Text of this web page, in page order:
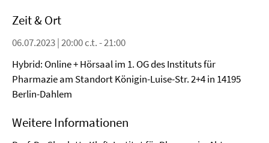
Zeit & Ort
06.07.2023 | 20:00 c.t. - 21:00
Hybrid: Online + Hörsaal im 1. OG des Instituts für
Pharmazie am Standort Königin-Luise-Str. 2+4 in 14195
Berlin-Dahlem
Weitere Informationen